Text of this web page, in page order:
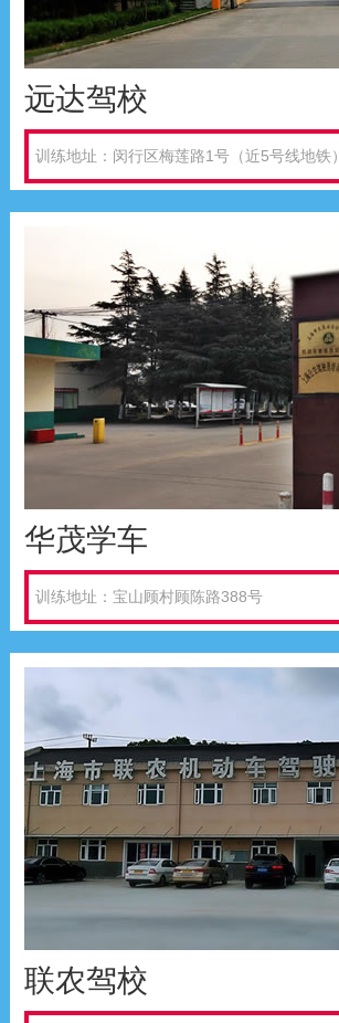
远达驾校
训练地址：闵行区梅莲路1号（近5号线地铁）
华茂学车
训练地址：宝山顾村顾陈路388号
联农驾校